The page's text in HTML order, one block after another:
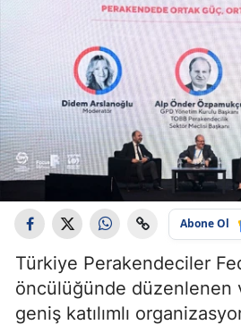
Abone Ol
Türkiye Perakendeciler
öncülüğünde düzenlenen
geniş katılımlı